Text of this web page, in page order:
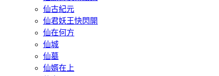
仙古紀元
仙君妖王快閃開
仙在何方
仙城
仙墓
仙婿在上